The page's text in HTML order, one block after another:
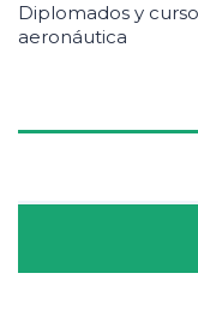
Diplomados y
aeronáutica